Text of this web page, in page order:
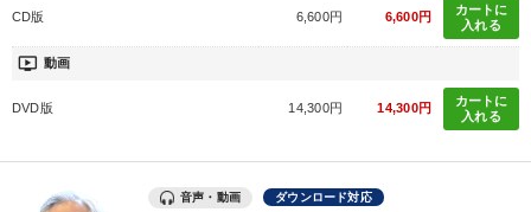
CD版 6,600円 6,600円
カートに
入れる
ondemand_video 動画
DVD版 14,300円 14,300円
カートに
入れる
音声・動画 ダウンロード対応